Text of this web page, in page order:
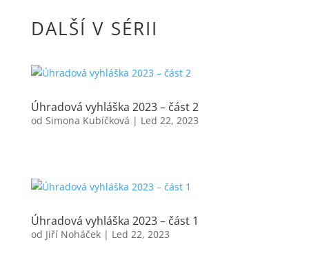
DALŠÍ V SÉRII
Úhradová vyhláška 2023 – část 2
od Simona Kubíčková | Led 22, 2023
Úhradová vyhláška 2023 – část 1
od Jiří Noháček| Led 22, 2023